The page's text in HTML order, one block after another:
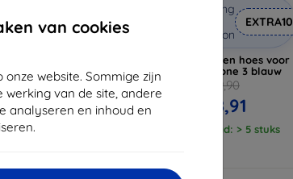
van cookies
website. Sommige zijn
van de site, andere
analyseren en inhoud en
met
coupon
EXTRA10
NOTHING PHONE 3
Zwart/Helder
(5906302330775)
€ 10,90
€ 9,81
Korting
coupon
EXTRA10
Beline siliconen hoes voor
Nothing Phone 3 blauw
€ 9,90
€ 8,91
Op voorraad: > 5 stuks